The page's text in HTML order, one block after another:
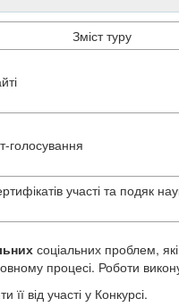
Зміст туру
голосування
участі та подяк
соціальних проблем,
процесі. Роботи
від участі у Конкурсі.